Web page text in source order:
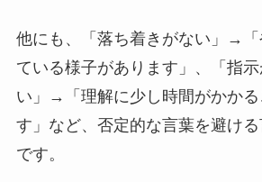
他にも、「落ち着きがない」→「
ている様子があります」、「指示
い」→「理解に少し時間がかかる
す」など、否定的な言葉を避け
です。